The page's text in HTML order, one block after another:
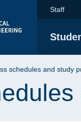
Staff
schedules and study